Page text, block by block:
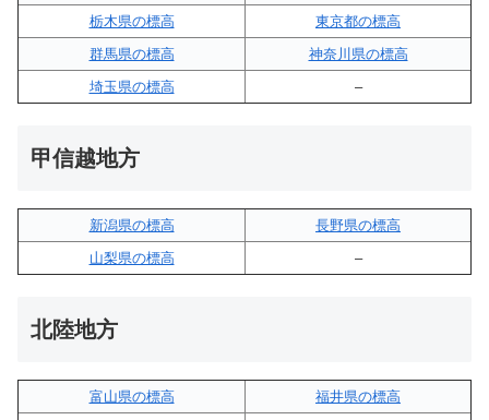
栃木県の標高
東京都の標高
群馬県の標高
神奈川県の標高
埼玉県の標高
–
甲信越地方
新潟県の標高
長野県の標高
山梨県の標高
–
北陸地方
富山県の標高
福井県の標高